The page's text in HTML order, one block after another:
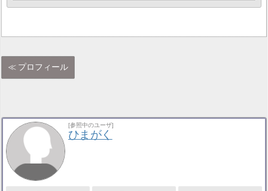
プロフィール
[参照中のユーザ]
ひまがく